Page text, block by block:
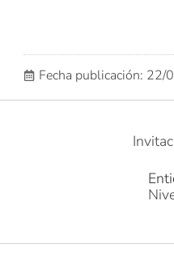
Fecha publicación: